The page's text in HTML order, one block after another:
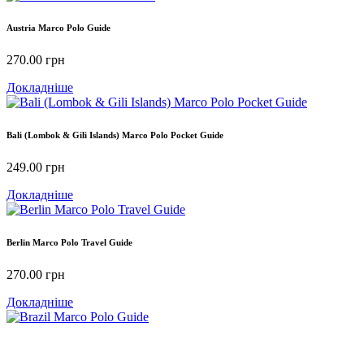
Austria Marco Polo Guide
270.00 грн
Докладніше
Bali (Lombok & Gili Islands) Marco Polo Pocket Guide
249.00 грн
Докладніше
Berlin Marco Polo Travel Guide
270.00 грн
Докладніше